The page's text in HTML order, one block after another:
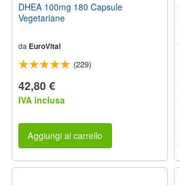
DHEA 100mg 180 Capsule
Vegetariane
da EuroVital
(229)
42,80 €
IVA inclusa
Aggiungi al carrello